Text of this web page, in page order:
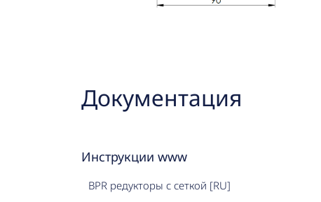
Документация
Инструкции www
BPR редукторы с сеткой [RU]